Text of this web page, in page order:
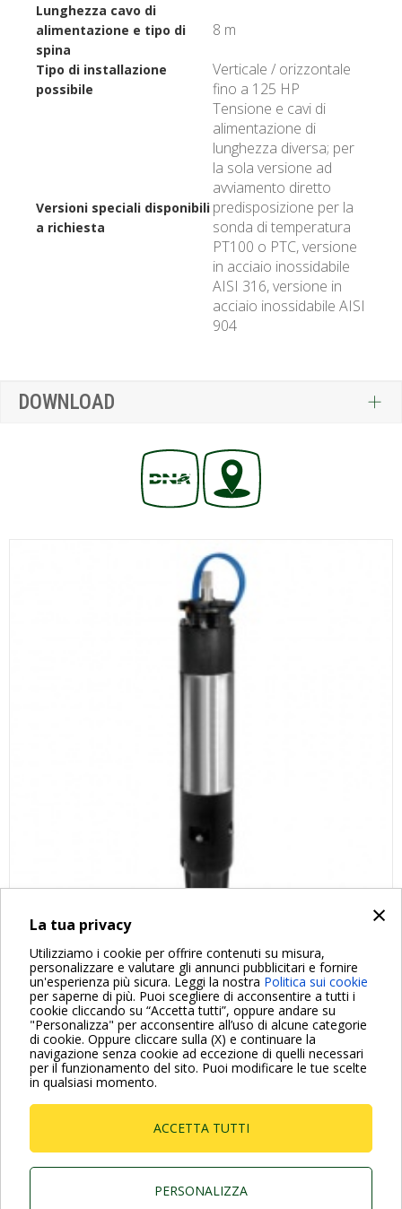
×
La tua privacy
Utilizziamo i cookie per offrire contenuti su misura,
personalizzare e valutare gli annunci pubblicitari e fornire
un'esperienza più sicura. Leggi la nostra Politica sui cookie
per saperne di più. Puoi scegliere di acconsentire a tutti i
cookie cliccando su “Accetta tutti”, oppure andare su
"Personalizza" per acconsentire all’uso di alcune categorie
di cookie. Oppure cliccare sulla (X) e continuare la
navigazione senza cookie ad eccezione di quelli necessari
per il funzionamento del sito. Puoi modificare le tue scelte
in qualsiasi momento.
ACCETTA TUTTI
PERSONALIZZA
Lunghezza cavo di
alimentazione e tipo di
spina
8 m
Tipo di installazione
possibile
Verticale / orizzontale
fino a 125 HP
Versioni speciali disponibili
a richiesta
Tensione e cavi di
alimentazione di
lunghezza diversa; per
la sola versione ad
avviamento diretto
predisposizione per la
sonda di temperatura
PT100 o PTC, versione
in acciaio inossidabile
AISI 316, versione in
acciaio inossidabile AISI
904
DOWNLOAD
Per maggiori informazioni consulta anche le Domande più
Frequenti
VAI ALLA PAGINA FAQ
P.I. 03675230282 - R.E.A. Padova N. 328200- Cap.